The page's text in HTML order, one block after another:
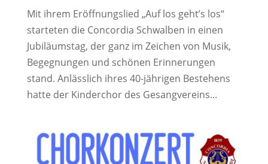
Mit ihrem Eröffnungslied „Auf los geht’s los“
starteten die Concordia Schwalben in einen
Jubiläumstag, der ganz im Zeichen von Musik,
Begegnungen und schönen Erinnerungen
stand. Anlässlich ihres 40-jährigen Bestehens
hatte der Kinderchor des Gesangvereins...